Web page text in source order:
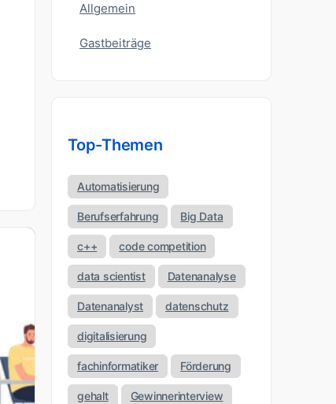
Allgemein
Gastbeiträge
Top-Themen
Automatisierung
Berufserfahrung Big Data
c++ code competition
data scientist Datenanalyse
Datenanalyst datenschutz
digitalisierung
fachinformatiker Förderung
gehalt Gewinnerinterview